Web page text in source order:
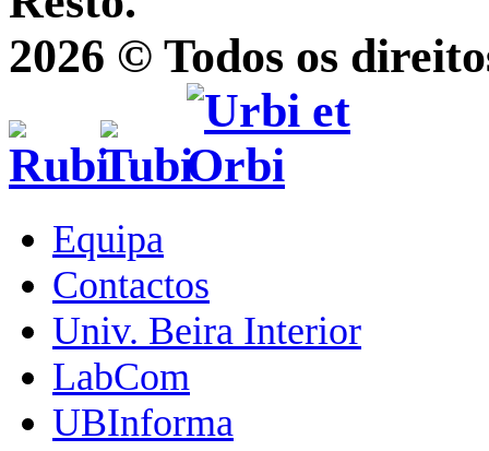
2026 © Todos os
Equipa
Contactos
Univ. Beira Interior
LabCom
UBInforma